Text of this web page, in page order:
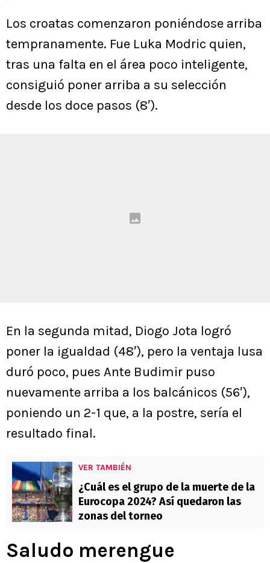
Los croatas comenzaron poniéndose arriba
tempranamente. Fue Luka Modric quien,
tras una falta en el área poco inteligente,
consiguió poner arriba a su selección
desde los doce pasos (8′).
En la segunda mitad, Diogo Jota logró
poner la igualdad (48′), pero la ventaja lusa
duró poco, pues Ante Budimir puso
nuevamente arriba a los balcánicos (56′),
poniendo un 2-1 que, a la postre, sería el
resultado final.
VER TAMBIÉN
¿Cuál es el grupo de la muerte de la
Eurocopa 2024? Así quedaron las
zonas del torneo
Saludo merengue